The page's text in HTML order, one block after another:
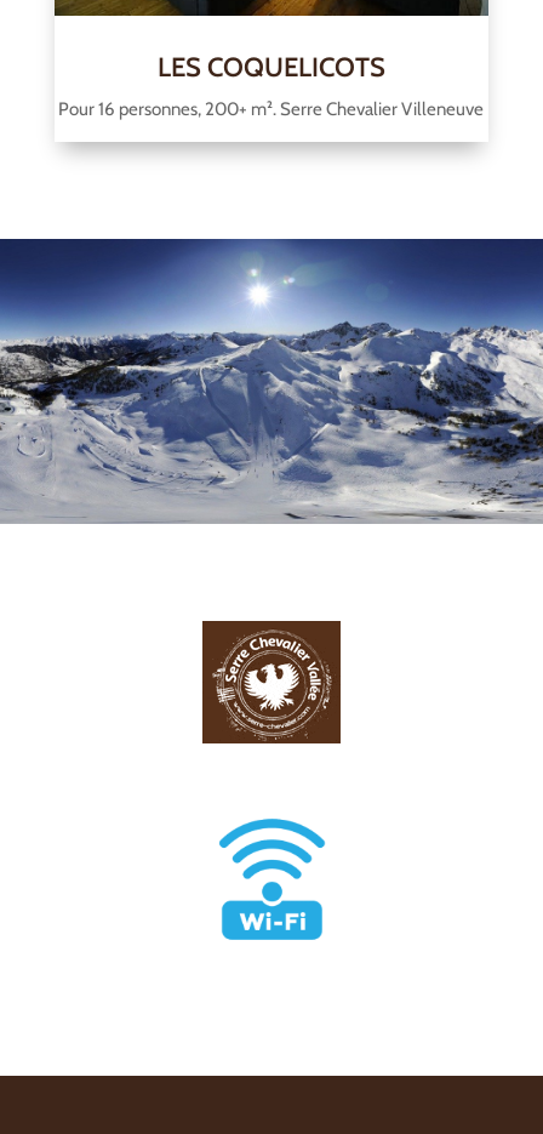
LES COQUELICOTS
Pour 16 personnes, 200+ m². Serre Chevalier Villeneuve